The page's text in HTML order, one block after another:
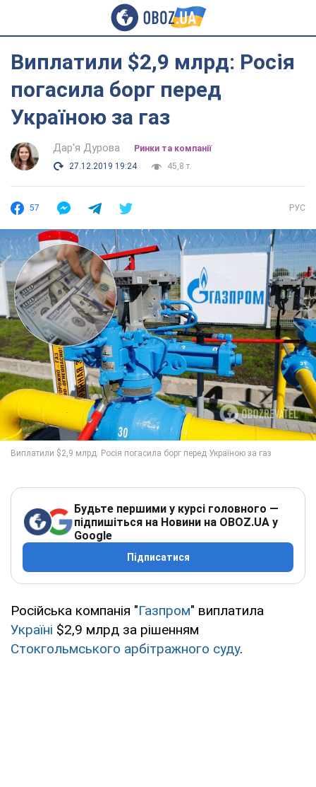
Виплатили $2,9 млрд: Росія
погасила борг перед
Україною за газ
Дар'я Дурова
Ринки та компанії
27.12.2019 19:24
45,8 т.
57 РУС
Будьте першими у курсі головного —
підпишіться на Новини на OBOZ.UA у
Google
Підписатися
Російська компанія "Газпром" виплатила
Україні $2,9 млрд за рішенням
Стокгольмського арбітражного суду.